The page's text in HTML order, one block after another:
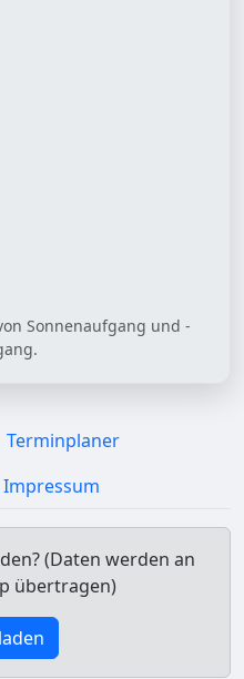
Sonnenaufgang und -
Terminplaner
Impressum
(Daten werden an
übertragen)